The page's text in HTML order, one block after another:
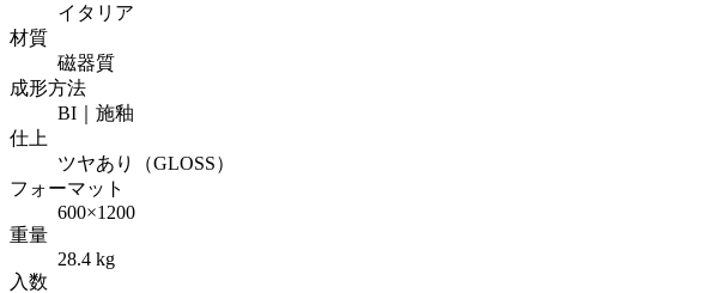
イタリア
材質
磁器質
成形方法
BI｜施釉
仕上
ツヤあり（GLOSS）
フォーマット
600×1200
重量
28.4 kg
入数